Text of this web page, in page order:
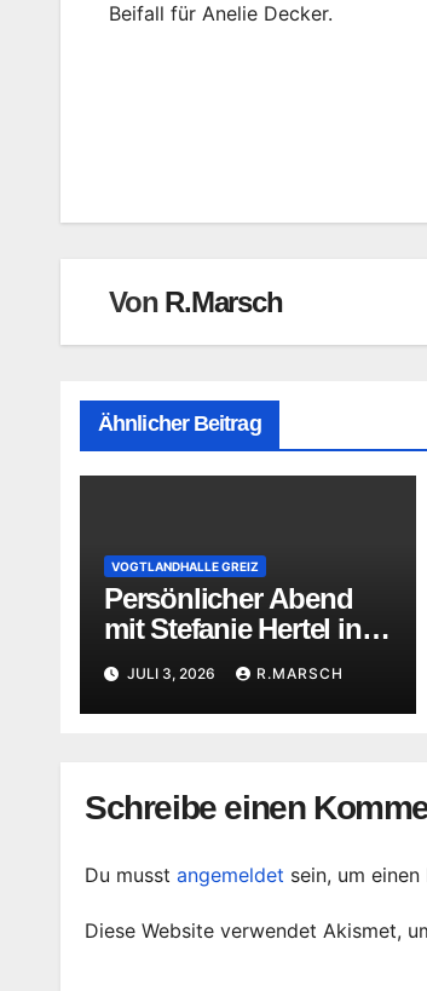
Beifall für Anelie Decker.
Von R.Marsch
Ähnlicher Beitrag
VOGTLANDHALLE GREIZ
Persönlicher Abend
mit Stefanie Hertel in
der Vogtlandhalle
Greiz
JULI 3, 2026 R.MARSCH
Schreibe einen
Du musst angemeldet sein, um
Diese Website verwendet Akismet,